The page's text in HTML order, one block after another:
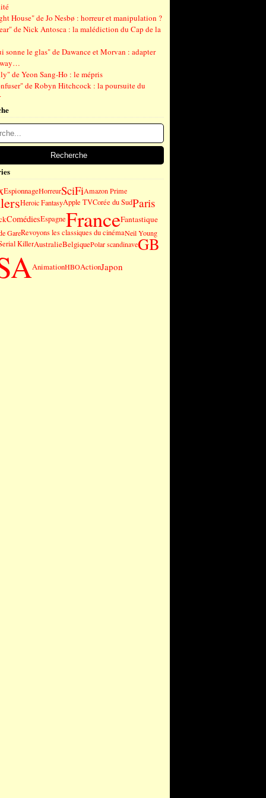
House" de Jo Nesbø : horreur et manipulation ?
de Nick Antosca : la malédiction du Cap de la
sonne le glas" de Dawance et Morvan : adapter
de Yeon Sang-Ho : le mépris
de Robyn Hitchcock : la poursuite du
EspionnageHorreurSciFiAmazon Prime
Heroic FantasyApple TVCorée du SudParis
ComédiesEspagneFranceFantastique
GareRevoyons les classiques du cinémaNeil Young
KillerAustralieBelgiquePolar scandinaveGB
AnimationHBOActionJapon